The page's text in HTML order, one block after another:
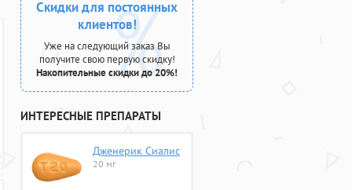
Скидки для постоянных
клиентов!
Уже на следующий заказ Вы
получите свою первую скидку!
Накопительные скидки до 20%!
ИНТЕРЕСНЫЕ ПРЕПАРАТЫ
Дженерик Сиалис
20 мг